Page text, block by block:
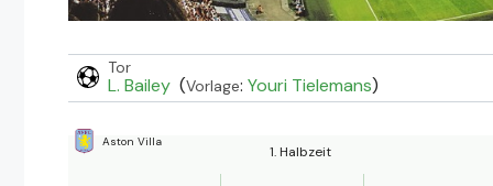
Tor
L. Bailey (Vorlage: Youri Tielemans)
Aston Villa
1. Halbzeit